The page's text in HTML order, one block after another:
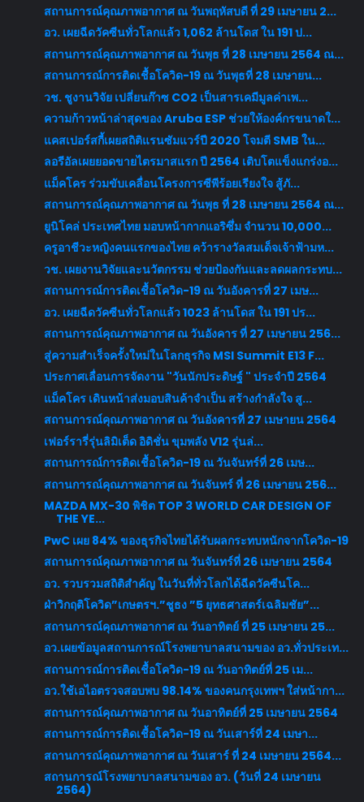
สถานการณ์คุณภาพอากาศ ณ วันพฤหัสบดี ที่ 29 เมษายน 2...
อว. เผยฉีดวัคซีนทั่วโลกแล้ว 1,062 ล้านโดส ใน 191 ป...
สถานการณ์คุณภาพอากาศ ณ วันพุธ ที่ 28 เมษายน 2564 ณ...
สถานการณ์การติดเชื้อโควิด-19 ณ วันพุธที่ 28 เมษายน...
วช. ชูงานวิจัย เปลี่ยนก๊าซ CO2 เป็นสารเคมีมูลค่าเพ...
ความก้าวหน้าล่าสุดของ Aruba ESP ช่วยให้องค์กรขนาดใ...
แคสเปอร์สกี้เผยสถิติแรนซัมแวร์ปี 2020 โจมตี SMB ใน...
ลอรีอัลเผยยอดขายไตรมาสแรก ปี 2564 เติบโตแข็งแกร่งอ...
แม็คโคร ร่วมขับเคลื่อนโครงการซีพีร้อยเรียงใจ สู้ภั...
สถานการณ์คุณภาพอากาศ ณ วันพุธ ที่ 28 เมษายน 2564 ณ...
ยูนิโคล่ ประเทศไทย มอบหน้ากากแอริซึ่ม จำนวน 10,000...
ครูอาชีวะหญิงคนแรกของไทย คว้ารางวัลสมเด็จเจ้าฟ้ามห...
วช. เผยงานวิจัยและนวัตกรรม ช่วยป้องกันและลดผลกระทบ...
สถานการณ์การติดเชื้อโควิด-19 ณ วันอังคารที่ 27 เมษ...
อว. เผยฉีดวัคซีนทั่วโลกแล้ว 1023 ล้านโดส ใน 191 ปร...
สถานการณ์คุณภาพอากาศ ณ วันอังคาร ที่ 27 เมษายน 256...
สู่ความสำเร็จครั้งใหม่ในโลกธุรกิจ MSI Summit E13 F...
ประกาศเลื่อนการจัดงาน "วันนักประดิษฐ์ " ประจำปี 2564
แม็คโคร เดินหน้าส่งมอบสินค้าจำเป็น สร้างกำลังใจ สู...
สถานการณ์คุณภาพอากาศ ณ วันอังคารที่ 27 เมษายน 2564
เฟอร์รารี่รุ่นลิมิเต็ด อิดิชั่น ขุมพลัง V12 รุ่นล่...
สถานการณ์การติดเชื้อโควิด-19 ณ วันจันทร์ที่ 26 เมษ...
สถานการณ์คุณภาพอากาศ ณ วันจันทร์ ที่ 26 เมษายน 256...
MAZDA MX-30 พิชิต TOP 3 WORLD CAR DESIGN OF
THE YE...
PwC เผย 84% ของธุรกิจไทยได้รับผลกระทบหนักจากโควิด-19
สถานการณ์คุณภาพอากาศ ณ วันจันทร์ที่ 26 เมษายน 2564
อว. รวบรวมสถิติสำคัญ ในวันที่ทั่วโลกได้ฉีดวัคซีนโค...
ฝ่าวิกฤติโควิด”เกษตรฯ.”ชูธง ”5 ยุทธศาสตร์เฉลิมชัย”...
สถานการณ์คุณภาพอากาศ ณ วันอาทิตย์ ที่ 25 เมษายน 25...
อว.เผยข้อมูลสถานการณ์โรงพยาบาลสนามของ อว.ทั่วประเท...
สถานการณ์การติดเชื้อโควิด-19 ณ วันอาทิตย์ที่ 25 เม...
อว.ใช้เอไอตรวจสอบพบ 98.14% ของคนกรุงเทพฯ ใส่หน้ากา...
สถานการณ์คุณภาพอากาศ ณ วันอาทิตย์ที่ 25 เมษายน 2564
สถานการณ์การติดเชื้อโควิด-19 ณ วันเสาร์ที่ 24 เมษา...
สถานการณ์คุณภาพอากาศ ณ วันเสาร์ ที่ 24 เมษายน 2564...
สถานการณ์โรงพยาบาลสนามของ อว. (วันที่ 24 เมษายน
2564)